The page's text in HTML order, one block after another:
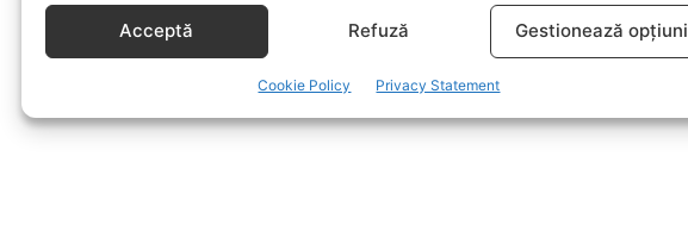
Acceptă Refuză Gestionează opțiuni
Cookie Policy Privacy Statement